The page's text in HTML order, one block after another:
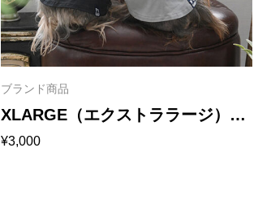
ブランド商品
XLARGE（エクストララージ）XL
レーベルスーベニアワークシャツ
¥3,000